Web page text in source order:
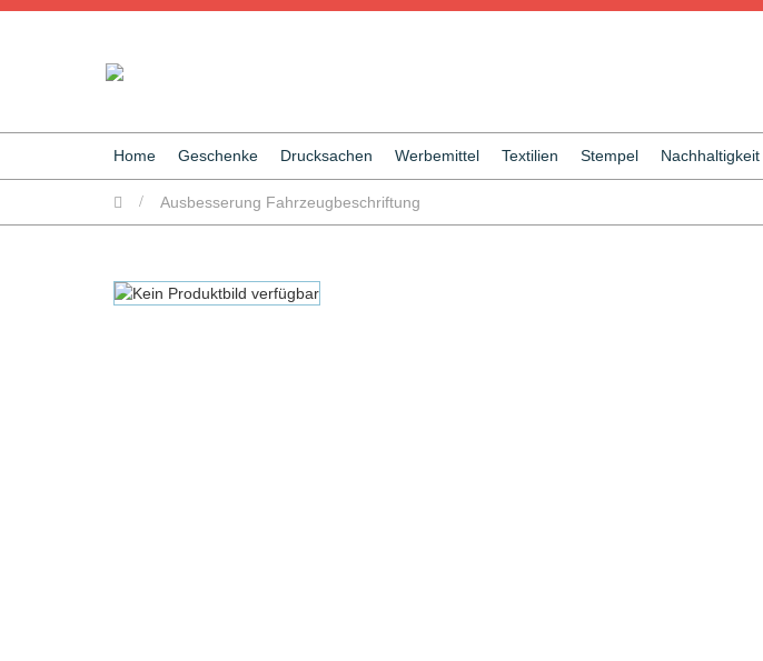
Home Geschenke Drucksachen Werbemittel Textilien Stempel Nachhaltigkeit
/ Ausbesserung Fahrzeugbeschriftung